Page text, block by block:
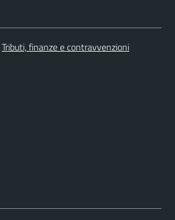
Tributi, finanze e contravvenzioni